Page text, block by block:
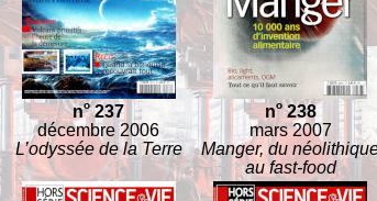
no237
décembre 2006
L’odyssée de la Terre
no238
mars 2007
Manger, du
au fast-food